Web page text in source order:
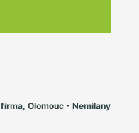
firma, Olomouc - Nemilany